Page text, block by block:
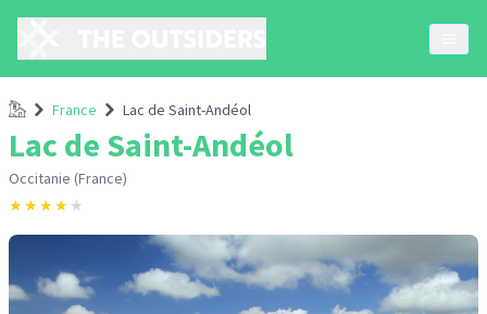
Accueil
France Lac de Saint-Andéol
Lac de Saint-Andéol
Occitanie (France)
★★★★ ★